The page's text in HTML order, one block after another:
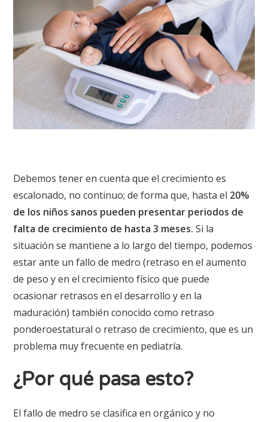
Debemos tener en cuenta que el crecimiento es
escalonado, no continuo; de forma que, hasta el 20%
de los niños sanos pueden presentar periodos de
falta de crecimiento de hasta 3 meses. Si la
situación se mantiene a lo largo del tiempo, podemos
estar ante un fallo de medro (retraso en el aumento
de peso y en el crecimiento físico que puede
ocasionar retrasos en el desarrollo y en la
maduración) también conocido como retraso
ponderoestatural o retraso de crecimiento, que es un
problema muy frecuente en pediatría.
¿Por qué pasa esto?
El fallo de medro se clasifica en orgánico y no